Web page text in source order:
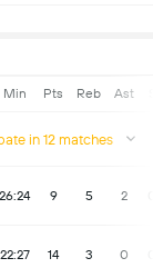
Min Pts Reb Ast
in 12 matches
26:24 9 5 2
22:27 14 3 0